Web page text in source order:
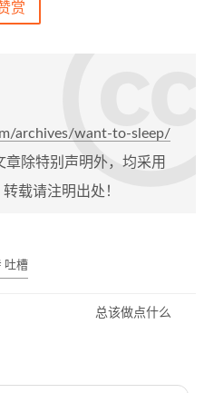
赏
archives/want-to-sleep/
章除特别声明外，均采用
载请注明出处！
吐槽
总该做点什么